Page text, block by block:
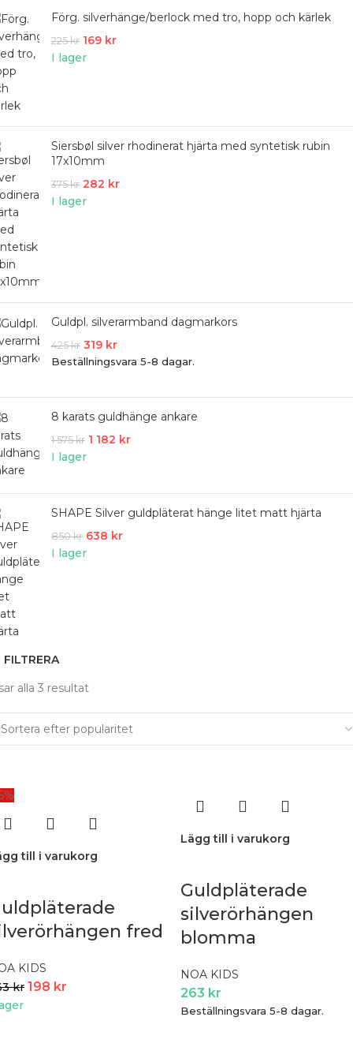
Förg. silverhänge/berlock med tro, hopp och kärlek
225kr 169 kr
I lager
Siersbøl silver rhodinerat hjärta med syntetisk rubin
17x10mm
375kr 282 kr
I lager
Guldpl. silverarmband dagmarkors
425kr 319 kr
Beställningsvara 5-8 dagar.
8 karats guldhänge ankare
1 575kr 1 182 kr
I lager
SHAPE Silver guldpläterat hänge litet matt hjärta
850kr 638 kr
I lager
FILTRERA
alla 3 resultat
till i varukorg
fred
KIDS
kr 198 kr
Lägg till i varukorg
Guldpläterade
silverörhängen
blomma
NOA KIDS
263 kr
Beställningsvara 5-8 dagar.